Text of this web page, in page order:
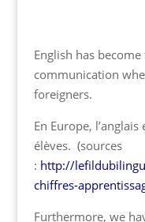
English has
communication
foreigners.
En Europe,
élèves. (sources
: http://
chiffres-
Furthermore, we